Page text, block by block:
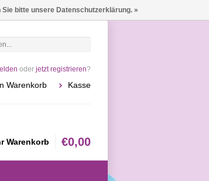
oder jetzt registrieren?
Warenkorb Kasse
Warenkorb €0,00
bitte unsere Datenschutzerklärung. »